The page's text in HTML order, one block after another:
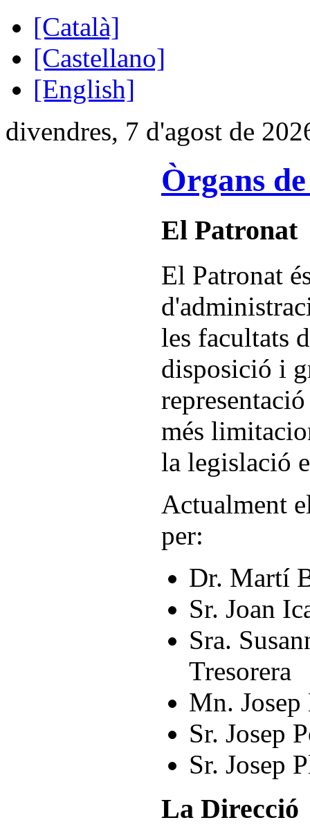
[Català]
[Castellano]
[English]
divendres, 7 d'agost de
Òrgans
El Patronat
El Patronat
les facultats
disposició i
més
la legislació
Actualment
per:
Dr. Martí
Sr. Joan
Sra.
Tresorera
Mn.
Sr. Josep
Sr. Josep
La Direcció